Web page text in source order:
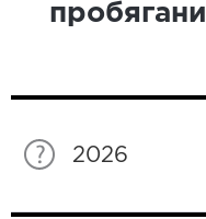
пробягани
2026